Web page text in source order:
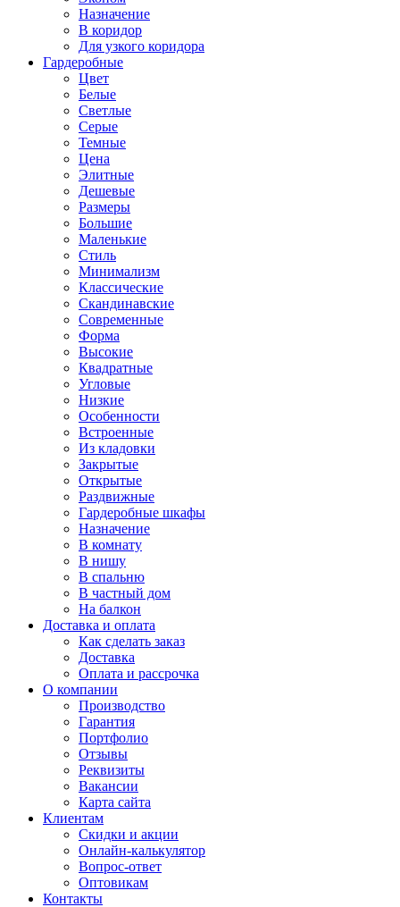
Назначение
В коридор
Для узкого коридора
Гардеробные
Цвет
Белые
Светлые
Серые
Темные
Цена
Элитные
Дешевые
Размеры
Большие
Маленькие
Стиль
Минимализм
Классические
Скандинавские
Современные
Форма
Высокие
Квадратные
Угловые
Низкие
Особенности
Встроенные
Из кладовки
Закрытые
Открытые
Раздвижные
Гардеробные шкафы
Назначение
В комнату
В нишу
В спальню
В частный дом
На балкон
Доставка и оплата
Как сделать заказ
Доставка
Оплата и рассрочка
О компании
Производство
Гарантия
Портфолио
Отзывы
Реквизиты
Вакансии
Карта сайта
Клиентам
Скидки и акции
Онлайн-калькулятор
Вопрос-ответ
Оптовикам
Контакты